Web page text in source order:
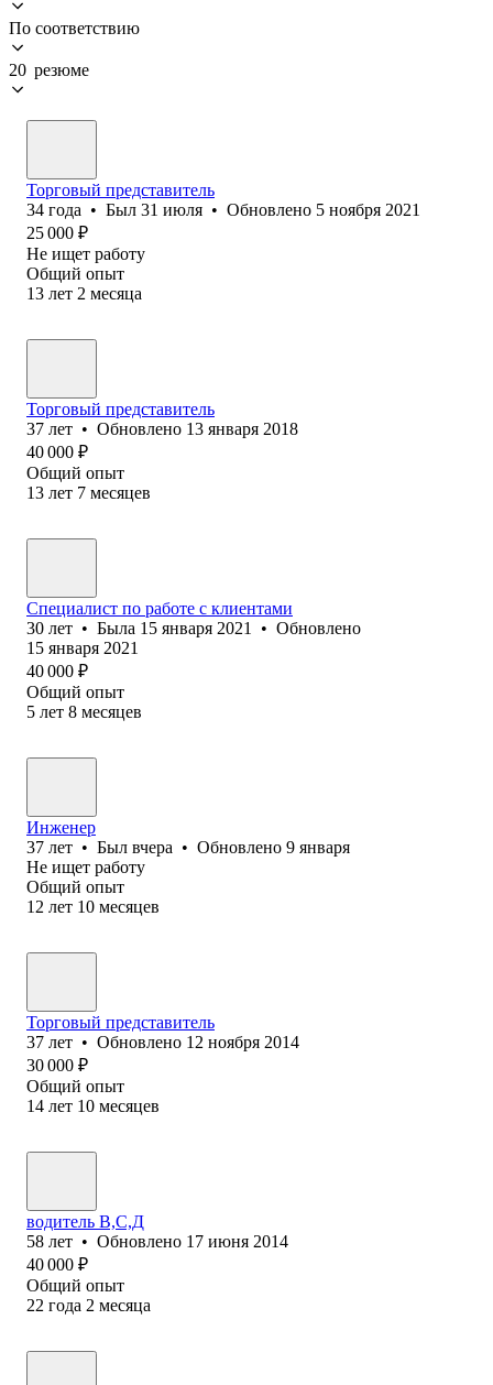
По соответствию
20 резюме
Торговый представитель
34 года • Был 31 июля • Обновлено 5 ноября 2021
25 000 ₽
Не ищет работу
Общий опыт
13 лет 2 месяца
Торговый представитель
37 лет • Обновлено 13 января 2018
40 000 ₽
Общий опыт
13 лет 7 месяцев
Специалист по работе с клиентами
30 лет • Была 15 января 2021 • Обновлено
15 января 2021
40 000 ₽
Общий опыт
5 лет 8 месяцев
Инженер
37 лет • Был вчера • Обновлено 9 января
Не ищет работу
Общий опыт
12 лет 10 месяцев
Торговый представитель
37 лет • Обновлено 12 ноября 2014
30 000 ₽
Общий опыт
14 лет 10 месяцев
водитель В,С,Д
58 лет • Обновлено 17 июня 2014
40 000 ₽
Общий опыт
22 года 2 месяца